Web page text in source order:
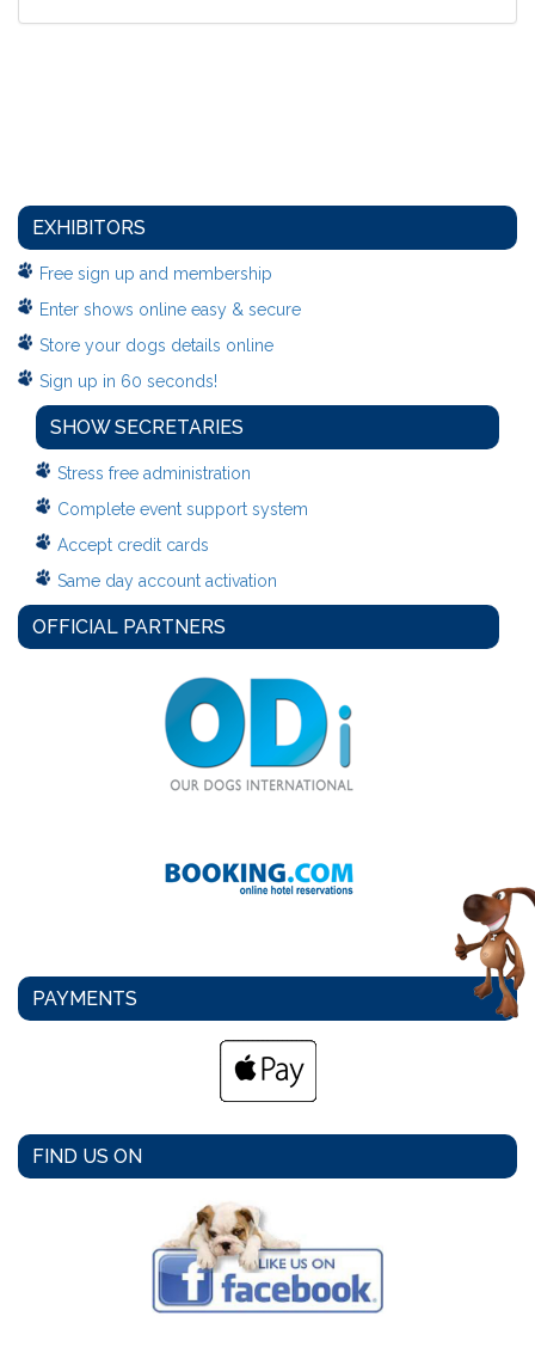
EXHIBITORS
Free sign up and membership
Enter shows online easy & secure
Store your dogs details online
Sign up in 60 seconds!
SHOW SECRETARIES
Stress free administration
Complete event support system
Accept credit cards
Same day account activation
OFFICIAL PARTNERS
PAYMENTS
FIND US ON